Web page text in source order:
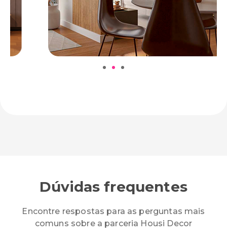
Dúvidas frequentes
Encontre respostas para as perguntas mais
comuns sobre a parceria Housi Decor